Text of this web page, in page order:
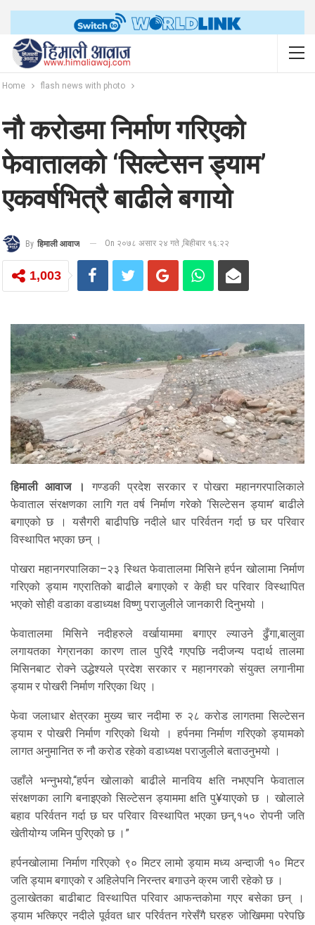
Home flash news with photo
नौ करोडमा निर्माण गरिएको
फेवातालको ‘सिल्टेसन ड्याम’
एकवर्षभित्रै बाढीले बगायो
By हिमाली आवाज On २०७८ असार २४ गते ,बिहीबार १६:२२
1,003
हिमाली आवाज ।
गण्डकी प्रदेश सरकार र पोखरा महानगरपालिकाले
फेवाताल संरक्षणका लागि गत वर्ष निर्माण गरेको ‘सिल्टेसन ड्याम’ बाढीले
बगाएको छ । यसैगरी बाढीपछि नदीले धार परिर्वतन गर्दा छ घर परिवार
विस्थापित भएका छन् ।
पोखरा महानगरपालिका–२३ स्थित फेवातालमा मिसिने हर्पन खोलामा निर्माण
गरिएको ड्याम गएरातिको बाढीले बगाएको र केही घर परिवार विस्थापित
भएको सोही वडाका वडाध्यक्ष विष्णु पराजुलीले जानकारी दिनुभयो ।
फेवातालमा मिसिने नदीहरुले वर्खायाममा बगाएर ल्याउने ढुँगा,बालुवा
लगायतका गेग्रानका कारण ताल पुरिदै गएपछि नदीजन्य पदार्थ तालमा
मिसिनबाट रोक्ने उद्धेश्यले प्रदेश सरकार र महानगरको संयुक्त लगानीमा
ड्याम र पोखरी निर्माण गरिएका थिए ।
फेवा जलाधार क्षेत्रका मुख्य चार नदीमा रु २८ करोड लागतमा सिल्टेसन
ड्याम र पोखरी निर्माण गरिएको थियो । हर्पनमा निर्माण गरिएको ड्यामको
लागत अनुमानित रु नौ करोड रहेको वडाध्यक्ष पराजुलीले बताउनुभयो ।
उहाँले भन्नुभयो,“हर्पन खोलाको बाढीले मानविय क्षति नभएपनि फेवाताल
संरक्षणका लागि बनाइएको सिल्टेसन ड्याममा क्षति पु¥याएको छ । खोलाले
बहाव परिर्वतन गर्दा छ घर परिवार विस्थापित भएका छन्,१५० रोपनी जति
खेतीयोग्य जमिन पुरिएको छ ।”
हर्पनखोलामा निर्माण गरिएको ९० मिटर लामो ड्याम मध्य अन्दाजी १० मिटर
जति ड्याम बगाएको र अहिलेपनि निरन्तर बगाउने क्रम जारी रहेको छ ।
ठुलाखेतका बाढीबाट विस्थापित परिवार आफन्तकोमा गएर बसेका छन् ।
ड्याम भत्किएर नदीले पूर्ववत धार परिर्वतन गरेसँगै घरहरु जोखिममा परेपछि